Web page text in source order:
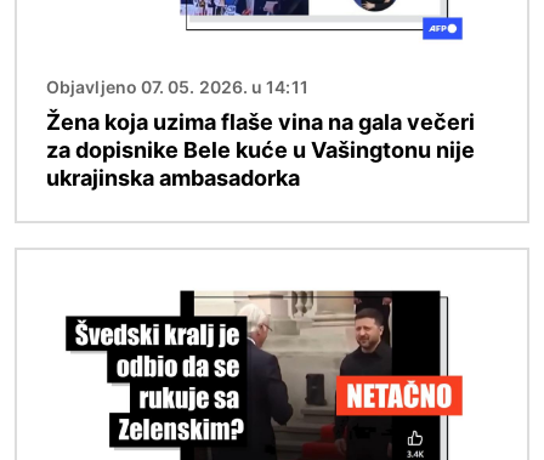
Objavljeno 07. 05. 2026. u 14:11
Žena koja uzima flaše vina na gala večeri
za dopisnike Bele kuće u Vašingtonu nije
ukrajinska ambasadorka